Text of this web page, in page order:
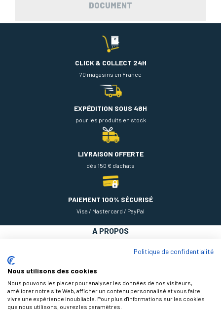
DOCUMENT
CLICK & COLLECT 24H
70 magasins en France
EXPÉDITION SOUS 48H
pour les produits en stock
LIVRAISON OFFERTE
dès 150 € d'achats
PAIEMENT 100% SÉCURISÉ
Visa / Mastercard / PayPal
A PROPOS
Politique de confidentialité
Nous utilisons des cookies
Nous pouvons les placer pour analyser les données de nos visiteurs,
améliorer notre site Web, afficher un contenu personnalisé et vous faire
vivre une expérience inoubliable. Pour plus d'informations sur les cookies
que nous utilisons, ouvrez les paramètres.